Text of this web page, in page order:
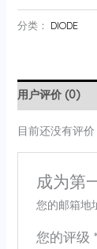
分类： DIODE
用户评价 (0)
目前还没有评价
成为第
您的邮箱地
您的评级 *